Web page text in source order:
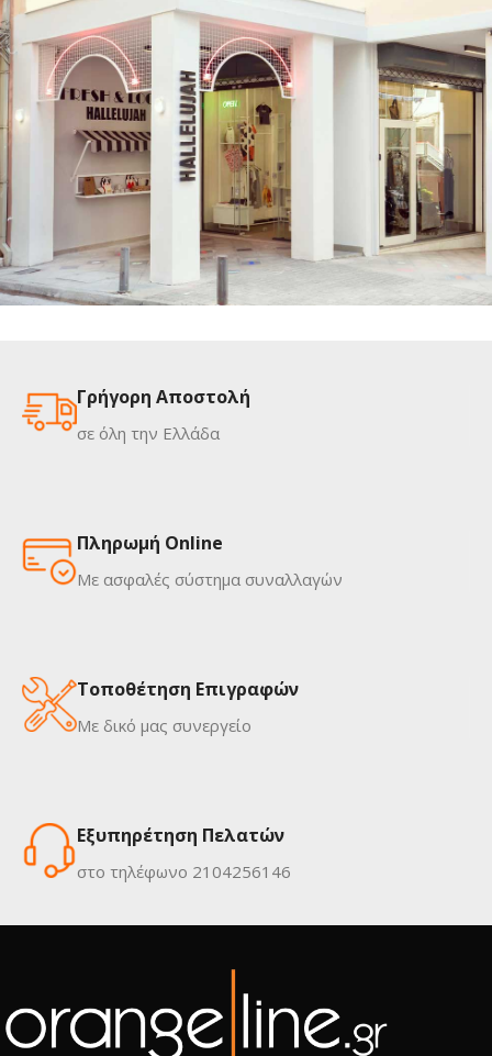
ΕΠΙΓΡΑΦΕΣ
Stratos Mavris Signs
Γρήγορη Αποστολή
σε όλη την Ελλάδα
Πληρωμή Online
Με ασφαλές σύστημα συναλλαγών
Τοποθέτηση Επιγραφών
Με δικό μας συνεργείο
Εξυπηρέτηση Πελατών
στο τηλέφωνο 2104256146